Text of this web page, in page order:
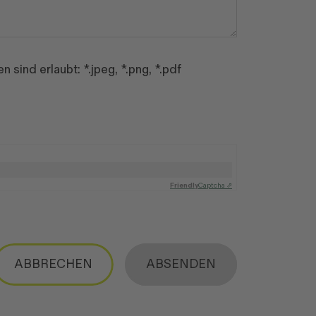
sind erlaubt: *.jpeg, *.png, *.pdf
FriendlyCaptcha ⇗
ABSENDEN
ABBRECHEN